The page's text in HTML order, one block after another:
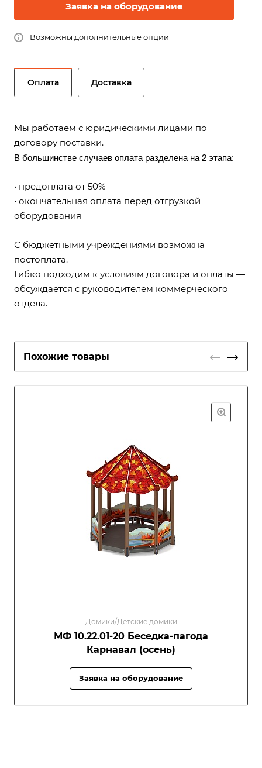
Заявка на оборудование
Возможны дополнительные опции
Оплата Доставка
Мы работаем с юридическими лицами по
договору поставки.
В большинстве случаев оплата разделена на 2 этапа:
• предоплата от 50%
• окончательная оплата перед отгрузкой
оборудования
С бюджетными учреждениями возможна
постоплата.
Гибко подходим к условиям договора и оплаты —
обсуждается с руководителем коммерческого
отдела.
Похожие товары
Домики/Детские домики
МФ 10.22.01-20 Беседка-пагода
Карнавал (осень)
Заявка на оборудование